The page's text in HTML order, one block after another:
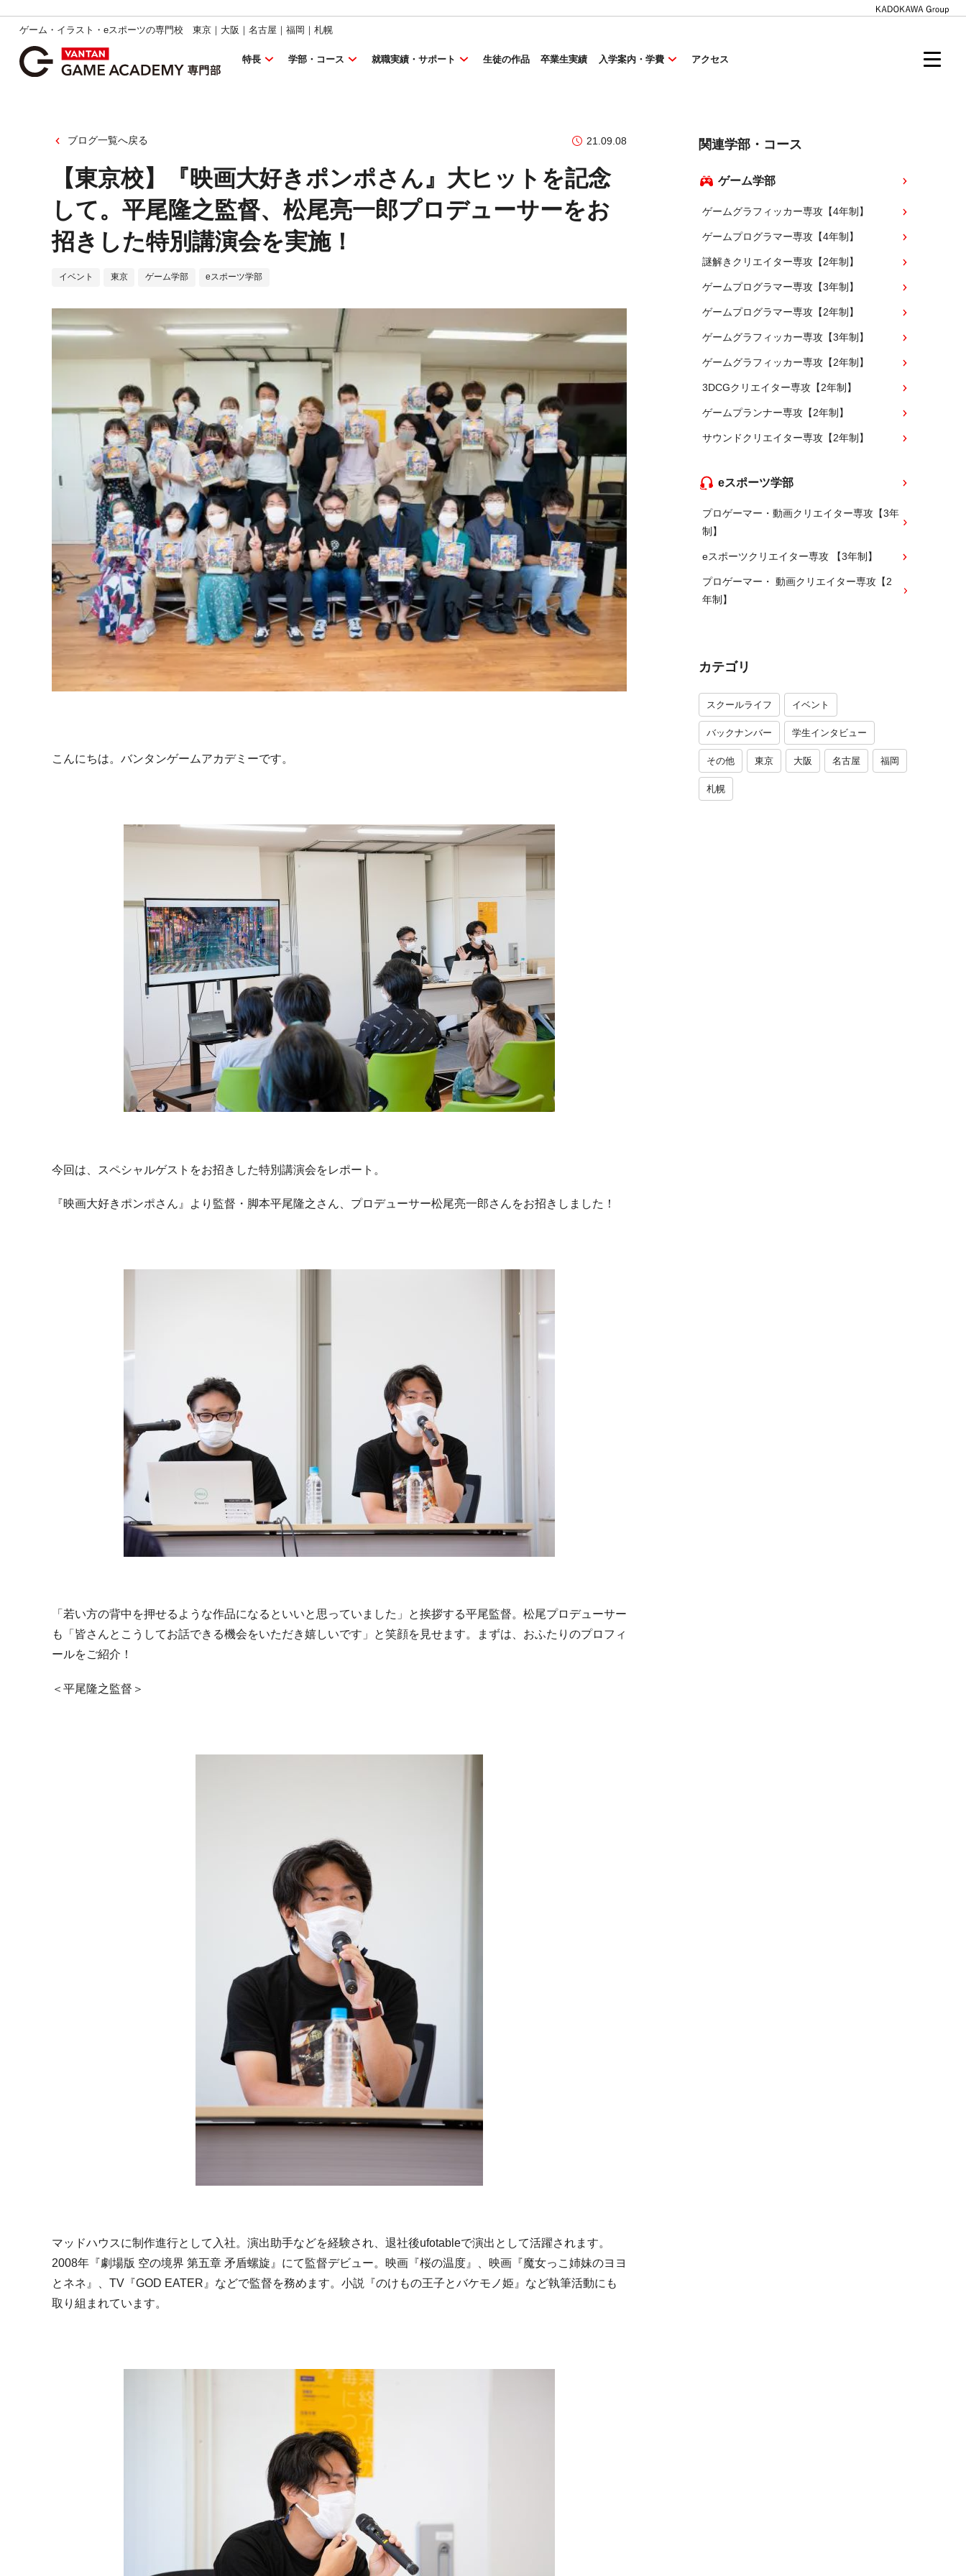
ゲーム・イラスト・eスポーツの専門校 東京｜大阪｜名古屋｜福岡｜札幌
特長 学部・コース 就職実績・サポート 生徒の作品 卒業生実績 入学案内・学費 アクセス
ブログ一覧へ戻る 21.09.08
【東京校】『映画大好きポンポさん』大ヒットを記念
して。平尾隆之監督、松尾亮一郎プロデューサーをお
招きした特別講演会を実施！
イベント 東京 ゲーム学部 eスポーツ学部
こんにちは。バンタンゲームアカデミーです。
今回は、スペシャルゲストをお招きした特別講演会をレポート。
『映画大好きポンポさん』より監督・脚本平尾隆之さん、プロデューサー松尾亮一郎さんをお招きしました！
「若い方の背中を押せるような作品になるといいと思っていました」と挨拶する平尾監督。松尾プロデューサー
も「皆さんとこうしてお話できる機会をいただき嬉しいです」と笑顔を見せます。まずは、おふたりのプロフィ
ールをご紹介！
＜平尾隆之監督＞
マッドハウスに制作進行として入社。演出助手などを経験され、退社後ufotableで演出として活躍されます。
2008年『劇場版 空の境界 第五章 矛盾螺旋』にて監督デビュー。映画『桜の温度』、映画『魔女っこ姉妹のヨヨ
とネネ』、TV『GOD EATER』などで監督を務めます。小説『のけもの王子とバケモノ姫』など執筆活動にも
取り組まれています。
関連学部・コース
ゲーム学部
ゲームグラフィッカー専攻【4年制】
ゲームプログラマー専攻【4年制】
謎解きクリエイター専攻【2年制】
ゲームプログラマー専攻【3年制】
ゲームプログラマー専攻【2年制】
ゲームグラフィッカー専攻【3年制】
ゲームグラフィッカー専攻【2年制】
3DCGクリエイター専攻【2年制】
ゲームプランナー専攻【2年制】
サウンドクリエイター専攻【2年制】
eスポーツ学部
プロゲーマー・動画クリエイター専攻【3年
制】
eスポーツクリエイター専攻 【3年制】
プロゲーマー・ 動画クリエイター専攻【2
年制】
カテゴリ
スクールライフ イベント
バックナンバー 学生インタビュー
その他 東京 大阪 名古屋 福岡
札幌